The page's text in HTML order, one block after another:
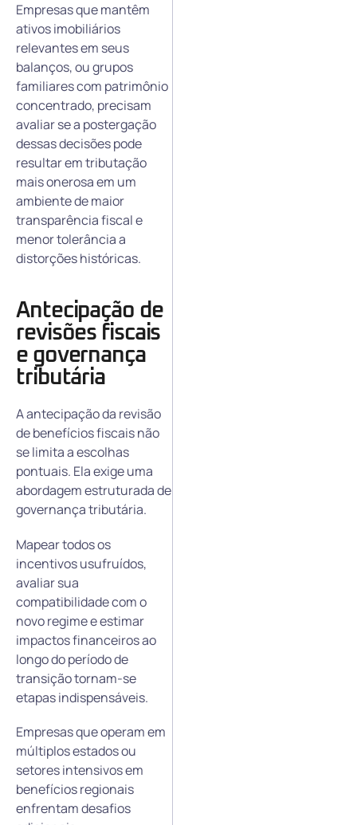
Empresas que mantêm
ativos imobiliários
relevantes em seus
balanços, ou grupos
familiares com patrimônio
concentrado, precisam
avaliar se a postergação
dessas decisões pode
resultar em tributação
mais onerosa em um
ambiente de maior
transparência fiscal e
menor tolerância a
distorções históricas.
Antecipação de
revisões fiscais
e governança
tributária
A antecipação da revisão
de benefícios fiscais não
se limita a escolhas
pontuais. Ela exige uma
abordagem estruturada de
governança tributária.
Mapear todos os
incentivos usufruídos,
avaliar sua
compatibilidade com o
novo regime e estimar
impactos financeiros ao
longo do período de
transição tornam-se
etapas indispensáveis.
Empresas que operam em
múltiplos estados ou
setores intensivos em
benefícios regionais
enfrentam desafios